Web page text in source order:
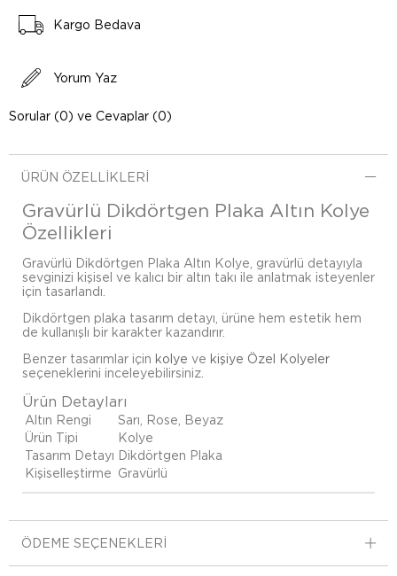
Kargo Bedava
Yorum Yaz
Sorular (0) ve Cevaplar (0)
ÜRÜN ÖZELLIKLERI
Gravürlü Dikdörtgen Plaka Altın Kolye
Özellikleri
Gravürlü Dikdörtgen Plaka Altın Kolye, gravürlü detayıyla
sevginizi kişisel ve kalıcı bir altın takı ile anlatmak isteyenler
için tasarlandı.
Dikdörtgen plaka tasarım detayı, ürüne hem estetik hem
de kullanışlı bir karakter kazandırır.
Benzer tasarımlar için kolye ve kişiye Özel Kolyeler
seçeneklerini inceleyebilirsiniz.
Ürün Detayları
Altın Rengi
Sarı, Rose, Beyaz
Ürün Tipi
Kolye
Tasarım Detayı Dikdörtgen Plaka
Kişiselleştirme Gravürlü
ÖDEME SEÇENEKLERI